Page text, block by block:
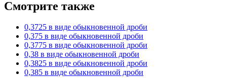
Смотрите также
0,3725 в виде обыкновенной дроби
0,375 в виде обыкновенной дроби
0,3775 в виде обыкновенной дроби
0,38 в виде обыкновенной дроби
0,3825 в виде обыкновенной дроби
0,385 в виде обыкновенной дроби